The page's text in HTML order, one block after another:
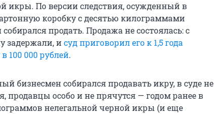
икры. По версии следствия, осужденный в
коробку с десятью килограммами
продать. Продажа не состоялась: с
задержали, исуд приговорил его к 1,5 года
100 000 рублей.
бизнесмен собирался продавать икру, в суде не
продавцы особо и не прячутся — годом ранее в
нелегальной черной икры (и еще